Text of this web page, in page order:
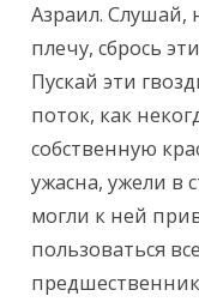
Азраил. Слушай,
плечу, сбрось
Пускай эти
поток, как
собственную
ужасна, ужели в
могли к ней
пользоваться